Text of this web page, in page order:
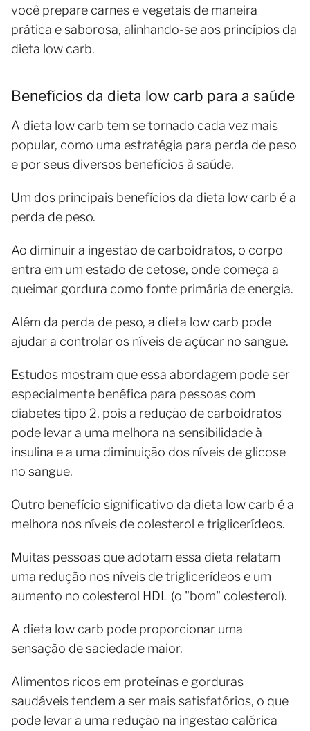
você prepare carnes e vegetais de maneira
prática e saborosa, alinhando-se aos princípios da
dieta low carb.
Benefícios da dieta low carb para a saúde
A dieta low carb tem se tornado cada vez mais
popular, como uma estratégia para perda de peso
e por seus diversos benefícios à saúde.
Um dos principais benefícios da dieta low carb é a
perda de peso.
Ao diminuir a ingestão de carboidratos, o corpo
entra em um estado de cetose, onde começa a
queimar gordura como fonte primária de energia.
Além da perda de peso, a dieta low carb pode
ajudar a controlar os níveis de açúcar no sangue.
Estudos mostram que essa abordagem pode ser
especialmente benéfica para pessoas com
diabetes tipo 2, pois a redução de carboidratos
pode levar a uma melhora na sensibilidade à
insulina e a uma diminuição dos níveis de glicose
no sangue.
Outro benefício significativo da dieta low carb é a
melhora nos níveis de colesterol e triglicerídeos.
Muitas pessoas que adotam essa dieta relatam
uma redução nos níveis de triglicerídeos e um
aumento no colesterol HDL (o "bom" colesterol).
A dieta low carb pode proporcionar uma
sensação de saciedade maior.
Alimentos ricos em proteínas e gorduras
saudáveis tendem a ser mais satisfatórios, o que
pode levar a uma redução na ingestão calórica